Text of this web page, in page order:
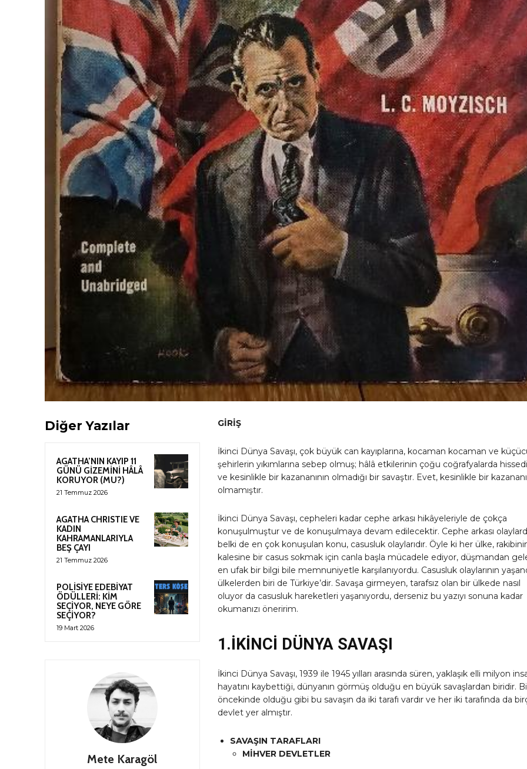
Diğer Yazılar
AGATHA’NIN KAYIP 11
GÜNÜ GİZEMİNİ HÂLÂ
KORUYOR (MU?)
21 Temmuz 2026
AGATHA CHRISTIE VE
KADIN
KAHRAMANLARIYLA
BEŞ ÇAYI
21 Temmuz 2026
POLİSİYE EDEBİYAT
ÖDÜLLERİ: KİM
SEÇİYOR, NEYE GÖRE
SEÇİYOR?
19 Mart 2026
Mete Karagöl
GİRİŞ
İkinci Dünya Savaşı, çok büyük can kayıplarına, kocaman kocaman ve
şehirlerin yıkımlarına sebep olmuş; hâlâ etkilerinin çoğu coğrafyalarda
ve kesinlikle bir kazananının olmadığı bir savaştır. Evet, kesinlikle bir kazananı
olmamıştır.
İkinci Dünya Savaşı, cepheleri kadar cephe arkası hikâyeleriyle de çokça
konuşulmuştur ve de konuşulmaya devam edilecektir. Cephe arkası
belki de en çok konuşulan konu, casusluk olaylarıdır. Öyle ki her ülke,
kalesine bir casus sokmak için canla başla mücadele ediyor, düşmandan
en ufak bir bilgi bile memnuniyetle karşılanıyordu. Casusluk olaylarının
ülkelerden biri de Türkiye’dir. Savaşa girmeyen, tarafsız olan bir ülkede nasıl
oluyor da casusluk hareketleri yaşanıyordu, derseniz bu yazıyı sonuna kadar
okumanızı öneririm.
1.İKİNCİ DÜNYA SAVAŞI
İkinci Dünya Savaşı, 1939 ile 1945 yılları arasında süren, yaklaşık elli milyon
hayatını kaybettiği, dünyanın görmüş olduğu en büyük savaşlardan biridir.
öncekinde olduğu gibi bu savaşın da iki tarafı vardır ve her iki tarafında da
devlet yer almıştır.
SAVAŞIN TARAFLARI
MİHVER DEVLETLER